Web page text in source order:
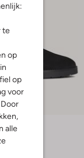
te
op
op
voor
alle
€ 69,99